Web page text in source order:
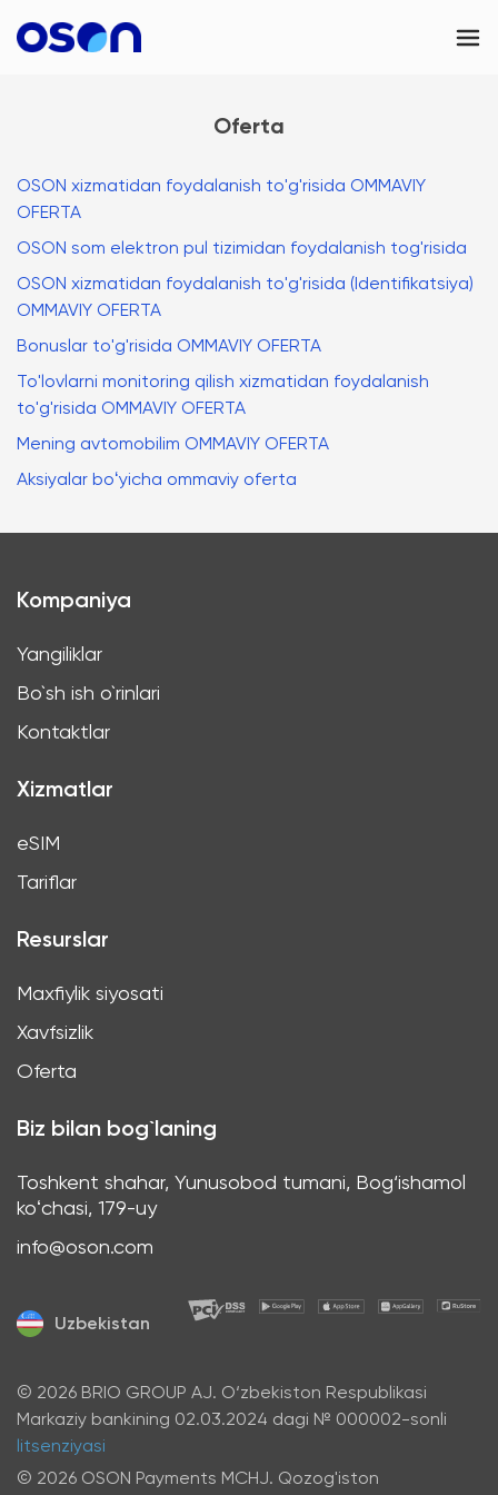
Kontaktlar
Uzbekistan
Oferta
OSON xizmatidan foydalanish to'g'risida OMMAVIY
OFERTA
OSON som elektron pul tizimidan foydalanish tog'risida
OSON xizmatidan foydalanish to'g'risida (Identifikatsiya)
OMMAVIY OFERTA
Bonuslar to'g'risida OMMAVIY OFERTA
To'lovlarni monitoring qilish xizmatidan foydalanish
to'g'risida OMMAVIY OFERTA
Mening avtomobilim OMMAVIY OFERTA
Aksiyalar boʻyicha ommaviy oferta
Kompaniya
Yangiliklar
Bo`sh ish o`rinlari
Kontaktlar
Xizmatlar
eSIM
Tariflar
Resurslar
Maxfiylik siyosati
Xavfsizlik
Oferta
Biz bilan bog`laning
Toshkent shahar, Yunusobod tumani, Bog‘ishamol
koʻchasi, 179-uy
info@oson.com
Uzbekistan
© 2026 BRIO GROUP AJ. O‘zbekiston Respublikasi
Markaziy bankining 02.03.2024 dagi № 000002-sonli
litsenziyasi
© 2026 OSON Payments MCHJ. Qozog'iston